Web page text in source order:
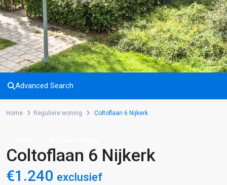
Advanced Search
Home Reguliere woning Coltoflaan 6 Nijkerk
Coltoflaan 6 Nijkerk
€1.240 exclusief